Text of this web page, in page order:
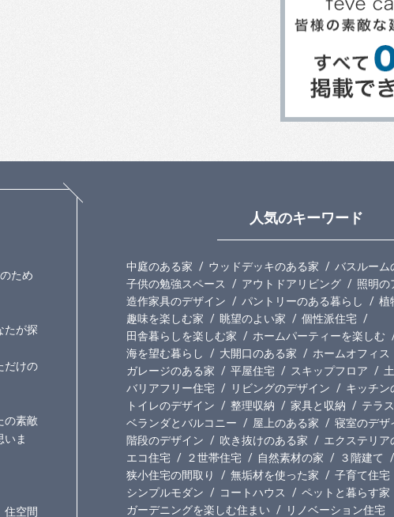
ため
たが探
だけの
の素敵
いま
住空間
人気のキーワード
中庭のある家 ウッドデッキのある家
バスルーム
子供の勉強スペース
アウトドアリビング
照明の
造作家具のデザイン
パントリーのある暮らし
植
趣味を楽しむ家
眺望のよい家
個性派住宅
田舎暮らしを楽しむ家
ホームパーティーを楽しむ
海を望む暮らし
大開口のある家
ホームオフィス
ガレージのある家
平屋住宅 スキップフロア
バリアフリー住宅
リビングのデザイン
キッチン
トイレのデザイン
整理収納 家具と収納
テラ
ベランダとバルコニー
屋上のある家
寝室のデザ
階段のデザイン
吹き抜けのある家
エクステリア
エコ住宅
２世帯住宅 自然素材の家
３階建て
狭小住宅の間取り
無垢材を使った家
子育て住宅
シンプルモダン
コートハウス ペットと暮らす家
ガーデニングを楽しむ住まい
リノベーション住宅